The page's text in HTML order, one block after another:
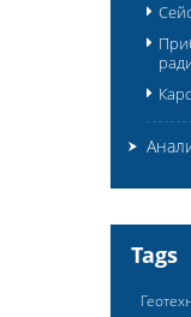
Tags